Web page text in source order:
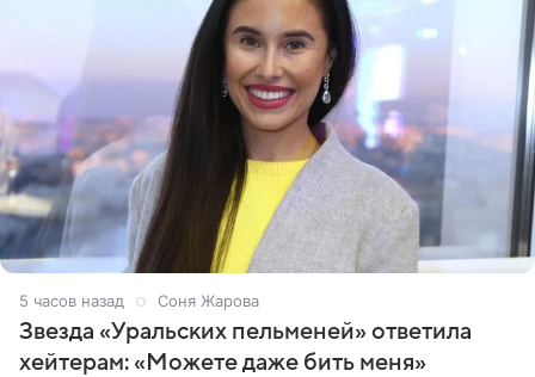
5 часов назад Соня Жарова
Звезда «Уральских пельменей» ответила
хейтерам: «Можете даже бить меня»